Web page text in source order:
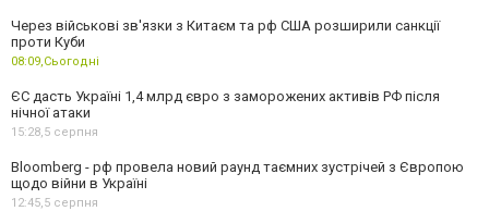
Через військові зв'язки з Китаєм та рф США розширили санкції
проти Куби
08:09,Сьогодні
ЄС дасть Україні 1,4 млрд євро з заморожених активів РФ після
нічної атаки
15:28,5 серпня
Bloomberg - рф провела новий раунд таємних зустрічей з Європою
щодо війни в Україні
12:45,5 серпня